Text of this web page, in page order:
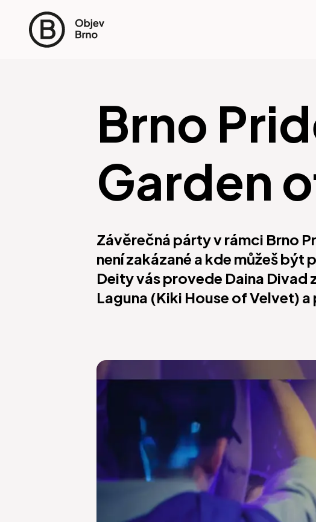
Brno
Garden
Závěrečná párty v rámci Brno
není zakázané a kde můžeš
Deity vás provede Daina Divad
Laguna (Kiki House of Velvet) a